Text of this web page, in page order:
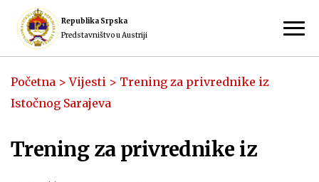
Republika Srpska
Predstavništvo u Austriji
Početna >Vijesti > Trening za privrednike iz
Istočnog Sarajeva
Trening za privrednike iz